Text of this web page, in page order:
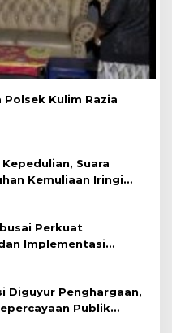
Polsek Kulim Razia
Suara
Kemuliaan Iringi
Perkuat
Implementasi
Diguyur Penghargaan,
Publik